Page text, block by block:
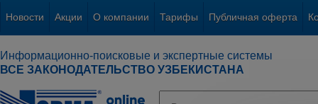
Новости Акции О компании Тарифы Публичная оферта
Информационно-поисковые и экспертные системы
ВСЕ ЗАКОНОДАТЕЛЬСТВО УЗБЕКИСТАНА